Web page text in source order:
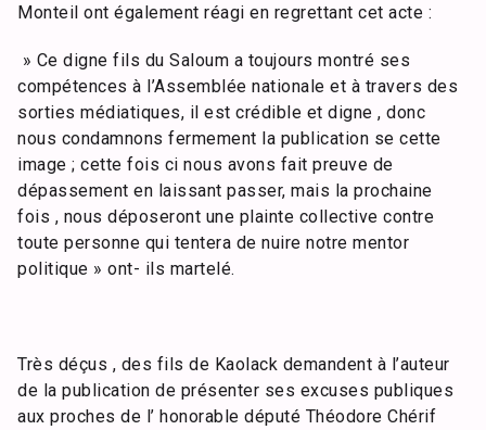
Monteil ont également réagi en regrettant cet acte :
» Ce digne fils du Saloum a toujours montré ses
compétences à l’Assemblée nationale et à travers des
sorties médiatiques, il est crédible et digne , donc
nous condamnons fermement la publication se cette
image ; cette fois ci nous avons fait preuve de
dépassement en laissant passer, mais la prochaine
fois , nous déposeront une plainte collective contre
toute personne qui tentera de nuire notre mentor
politique » ont- ils martelé.
Très déçus , des fils de Kaolack demandent à l’auteur
de la publication de présenter ses excuses publiques
aux proches de l’ honorable député Théodore Chérif